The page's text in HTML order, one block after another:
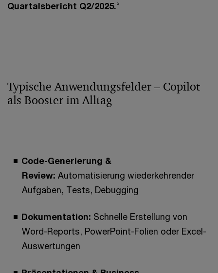
Quartalsbericht Q2/2025.“
Typische Anwendungsfelder – Copilot
als Booster im Alltag
Code-Generierung &
Review: Automatisierung wiederkehrender
Aufgaben, Tests, Debugging
Dokumentation: Schnelle Erstellung von
Word-Reports, PowerPoint-Folien oder Excel-
Auswertungen